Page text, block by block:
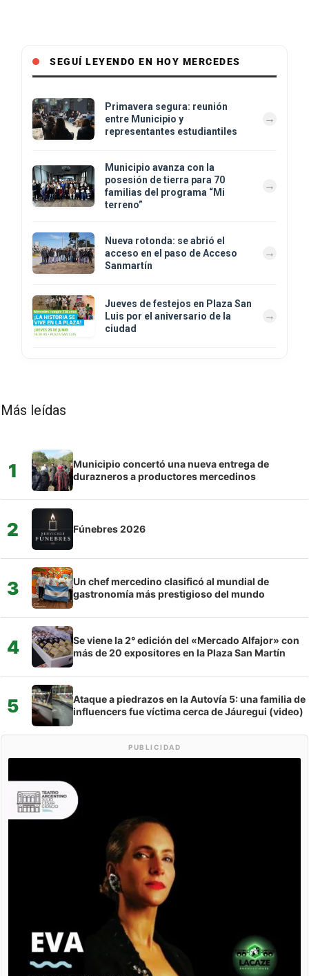
SEGUÍ LEYENDO EN HOY MERCEDES
Primavera segura: reunión
entre Municipio y
representantes estudiantiles
Municipio avanza con la
posesión de tierra para 70
familias del programa “Mi
terreno”
Nueva rotonda: se abrió el
acceso en el paso de Acceso
Sanmartín
Jueves de festejos en Plaza San
Luis por el aniversario de la
ciudad
Más leídas
1
Municipio concertó una nueva entrega de
durazneros a productores mercedinos
2 Fúnebres 2026
3
Un chef mercedino clasificó al mundial de
gastronomía más prestigioso del mundo
4
Se viene la 2° edición del «Mercado Alfajor» con
más de 20 expositores en la Plaza San Martín
5
Ataque a piedrazos en la Autovía 5: una familia de
influencers fue víctima cerca de Jáuregui (video)
PUBLICIDAD